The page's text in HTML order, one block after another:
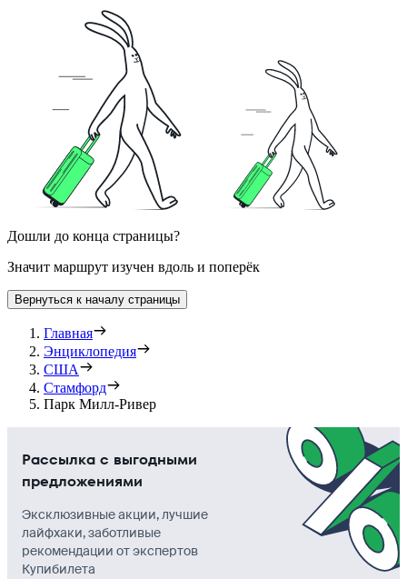
Дошли до конца страницы?
Значит маршрут изучен вдоль и поперёк
Вернуться к началу страницы
Главная
Энциклопедия
США
Стамфорд
Парк Милл-Ривер
Рассылка с выгодными
предложениями
Эксклюзивные акции, лучшие
лайфхаки, заботливые
рекомендации от экспертов
Купибилета